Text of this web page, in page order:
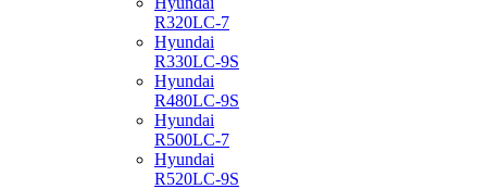
R320LC-7
Hyundai
R330LC-9S
Hyundai
R480LC-9S
Hyundai
R500LC-7
Hyundai
R520LC-9S